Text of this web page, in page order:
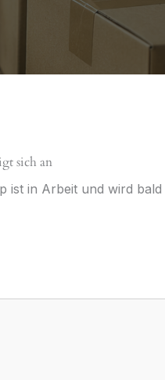
sich an
ist in Arbeit und wird